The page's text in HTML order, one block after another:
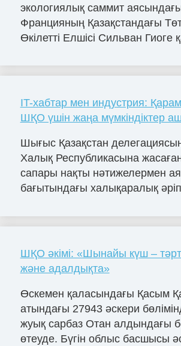
экологиялық саммит
Францияның Қазақстандағы
Өкілетті Елшісі Сильван Гиоге
IT-хабтар мен индустрия:
ШҚО үшін жаңа мүмкіндіктер
Шығыс Қазақстан
Халық Республикасына
сапары нақты нәтижелермен
бағытындағы халықаралық
ШҚО әкімі: «Шынайы күш –
және адалдықта»
Өскемен қаласындағы Қасым
атындағы 27943 әскери
жуық сарбаз Отан алдындағы
өтеуде. Бүгін облыс басшысы